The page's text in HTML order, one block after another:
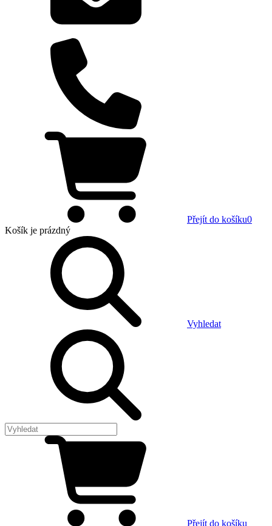
Přejít do košíku0
Košík je prázdný
Vyhledat
Přejít do košíku